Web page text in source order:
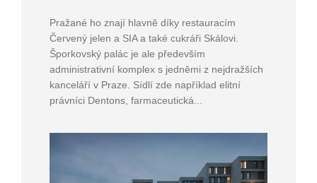
Pražané ho znají hlavně díky restauracím
Červený jelen a SIA a také cukráři Skálovi.
Šporkovský palác je ale především
administrativní komplex s jedněmi z nejdražších
kanceláří v Praze. Sídlí zde například elitní
právníci Dentons, farmaceutická...